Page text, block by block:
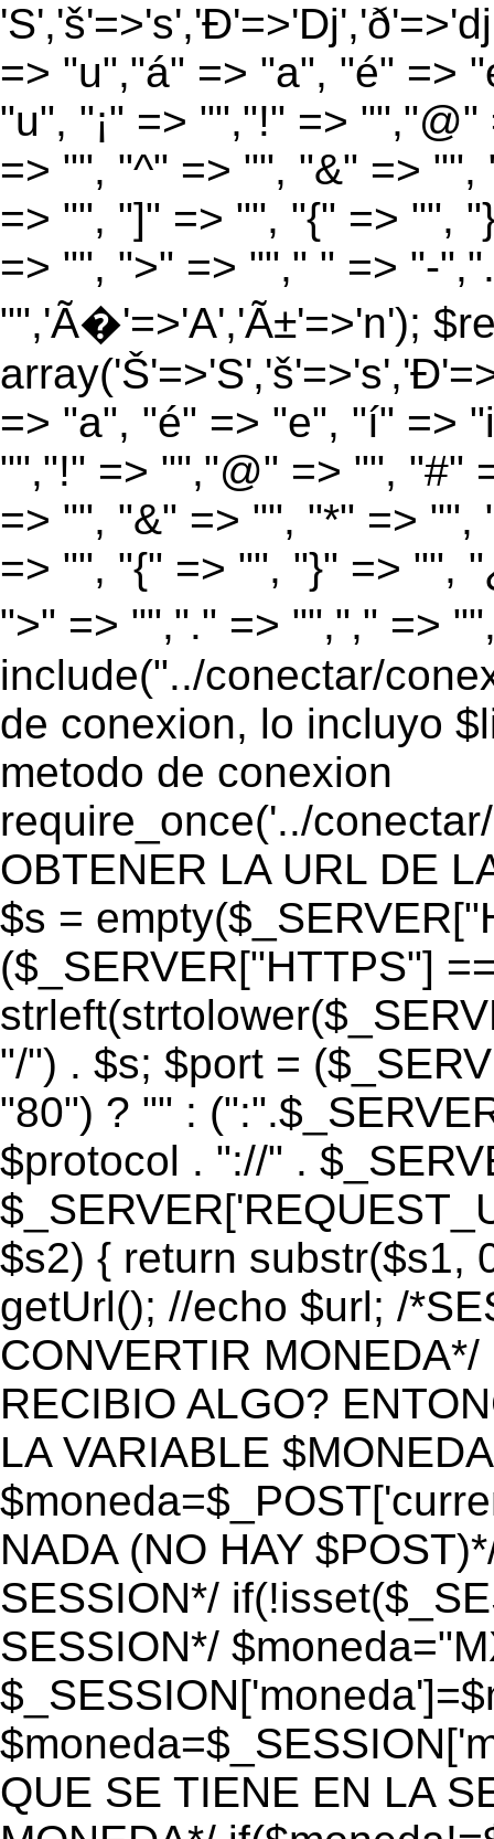
=> "u","á" => "a", "é" =>
"u", "¡" => "","!" =>
=> "", "^" => "", "&" =>
=> "", "]" => "", "{" => "",
=> "", ">" => ""," " => "-
"",'Ã�'=>'A','Ã±'=>'n');
=> "a", "é" => "e", "í" =>
"","!" => "","@" => "", "#"
=> "", "&" => "", "*" =>
=> "", "{" => "", "}" => "",
">" => "","." => "","," =>
include("../conectar/
de conexion, lo incluyo
metodo de conexion
require_once('../
OBTENER LA URL DE
$s =
($_SERVER["HTTPS"]
"/") . $s; $port =
"80") ? "" :
$protocol . "://" .
$s2) { return substr($s1,
getUrl(); //echo $url; /
CONVERTIR
RECIBIO ALGO?
LA VARIABLE
NADA (NO HAY
SESSION*/
SESSION*/
QUE SE TIENE EN LA